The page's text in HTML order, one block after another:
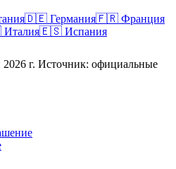
🇩🇪 Германия🇫🇷 Франция
Италия🇪🇸 Испания
г. Источник: официальные